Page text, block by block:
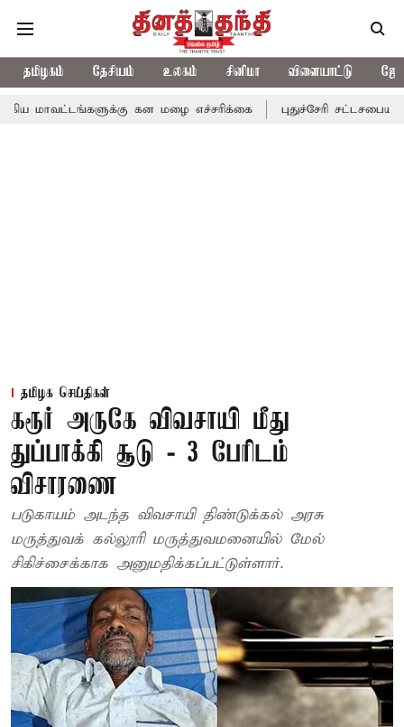
தமிழகம் தேசியம் உலகம் சினிமா விளையாட்டு
கன மழை எச்சரிக்கை புதுச்சேரி சட்டசபையில் வரும்
தமிழக செய்திகள்
கரூர் அருகே விவசாயி மீது
துப்பாக்கி சூடு - 3 பேரிடம்
விசாரணை
படுகாயம் அடந்த விவசாயி திண்டுக்கல் அரசு
மருத்துவக் கல்லூரி மருத்துவமனையில் மேல்
சிகிச்சைக்காக அனுமதிக்கப்பட்டுள்ளார்.